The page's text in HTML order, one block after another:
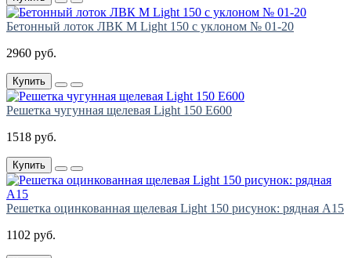
Бетонный лоток ЛВК М Light 150 с уклоном № 01-20
2960 руб.
Купить
Решетка чугунная щелевая Light 150 E600
1518 руб.
Купить
Решетка оцинкованная щелевая Light 150 рисунок: рядная А15
1102 руб.